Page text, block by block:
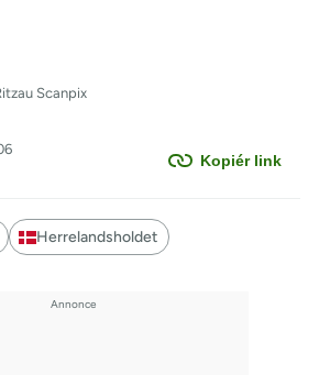
Scanpix
Kopiér link
Herrelandsholdet